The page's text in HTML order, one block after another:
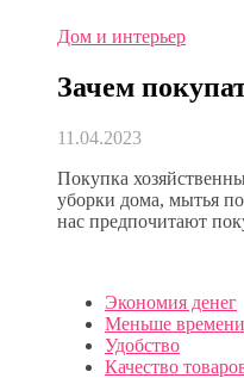
Дом и интерьер
Зачем
11.04.2023
Покупка
уборки дома, мытья
нас предпочитают
Экономия денег
Меньше
Удобство
Качество